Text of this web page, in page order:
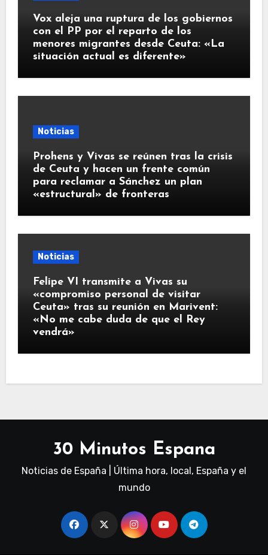
Vox aleja una ruptura de los gobiernos
con el PP por el reparto de los
menores migrantes desde Ceuta: «La
situación actual es diferente»
Noticias
Prohens y Vivas se reúnen tras la crisis
de Ceuta y hacen un frente común
para reclamar a Sánchez un plan
«estructural» de fronteras
Noticias
Felipe VI transmite a Vivas su
«compromiso personal de visitar
Ceuta» tras su reunión en Marivent:
«No me cabe duda de que el Rey
vendrá»
30 Minutos Espana
Noticias de España | Última hora, local, España y el
mundo